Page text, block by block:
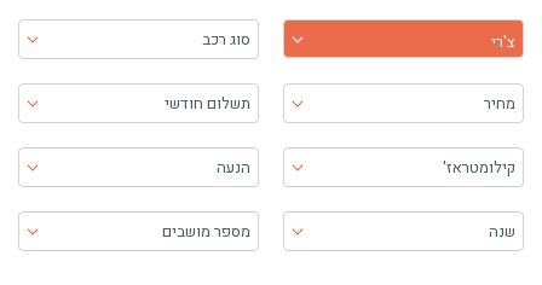
בחר יצרן
צ'רי סוג רכב
מחיר תשלום חודשי
קילומטראז' הנעה
שנה מספר מושבים